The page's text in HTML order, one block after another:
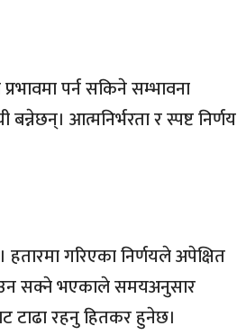
पर्न सकिने सम्भावना
आत्मनिर्भरता र स्पष्ट निर्णय
गरिएका निर्णयले अपेक्षित
सक्ने भएकाले समयअनुसार
टाढा रहनु हितकर हुनेछ।